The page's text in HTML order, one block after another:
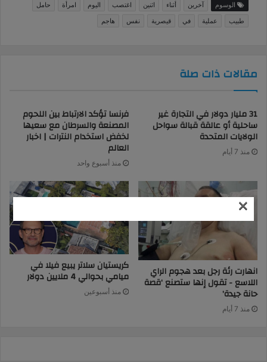
الوسوم آخرين أثناء اثنين اغتصب اليوم امرأة
حامل
طبيب
عملية في قيصرية نفس هاجم
مقالات ذات صلة
31 مليار دولار في التجارة غير
ساحلية أو عالقة قبالة سواحل
الولايات المتحدة
منذ 7 أيام
فرنسا تؤكد الارتباط بين اللحوم
المصنعة والسرطان مع سعيها
لخفض استخدام النترات | اخبار
العالم
منذ أسبوع واحد
انهارت رئة رجل بعد هجوم الراي
اللاسع - تقول إنها ستصنع ‘قصة
حانة جيدة’
منذ 7 أيام
كريستيان سلاتر يبيع فيلا في
ميامي بحوالي 4 ملايين دولار
منذ أسبوعين
×